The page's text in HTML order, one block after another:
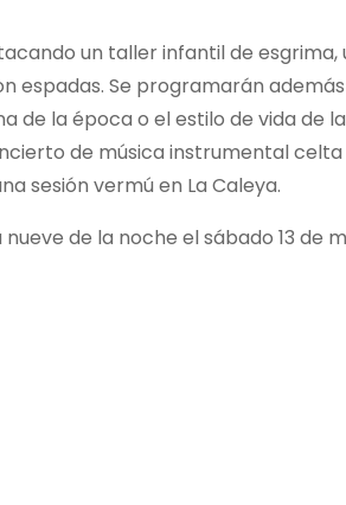
un taller infantil de
espadas. Se programarán
de la época o el estilo de vida de
de música instrumental celta
sesión vermú en La Caleya.
de la noche el sábado 13 de